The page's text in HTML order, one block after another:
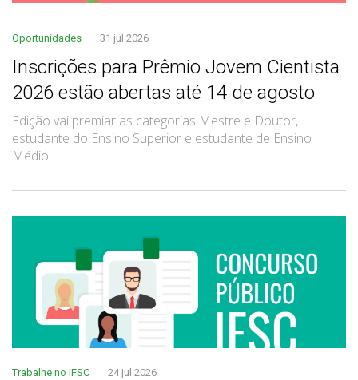
Oportunidades 31 jul 2026
Inscrições para Prêmio Jovem Cientista
2026 estão abertas até 14 de agosto
Edição vai premiar as categorias Mestre e Doutor,
estudante do Ensino Superior e estudante de Ensino
Médio
Trabalhe no IFSC 24 jul 2026